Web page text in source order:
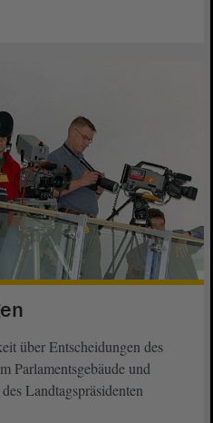
über Entscheidungen des
Parlamentsgebäude und
Landtagspräsidenten